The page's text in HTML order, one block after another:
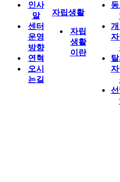
인사
말
센터
운영
방향
연혁
오시
는길
자립생활
자립
생활
이란
개
자
자